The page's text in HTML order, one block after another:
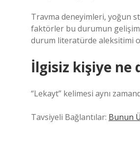
Travma deneyimleri, yoğun
faktörler bu durumun
durum literatürde aleksitimi
İlgisiz kişiye ne
“Lekayt” kelimesi aynı
Tavsiyeli Bağlantılar: Bunun